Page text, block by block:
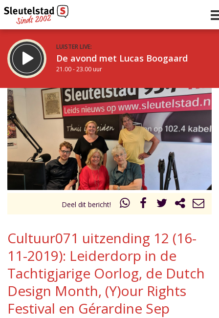
LUISTER LIVE:
De avond met Lucas Boogaard
21.00 - 23.00 uur
STRAKS:
De avond van Sleutelstad
23.00 - 0.00 uur
Vorig uur
uur 1 van 0 Volgend uur
Inklappen
Deel dit bericht!
Cultuur071 uitzending 12 (16-
11-2019): Leiderdorp in de
Tachtigjarige Oorlog, de Dutch
Design Month, (Y)our Rights
Festival en Gérardine Sep